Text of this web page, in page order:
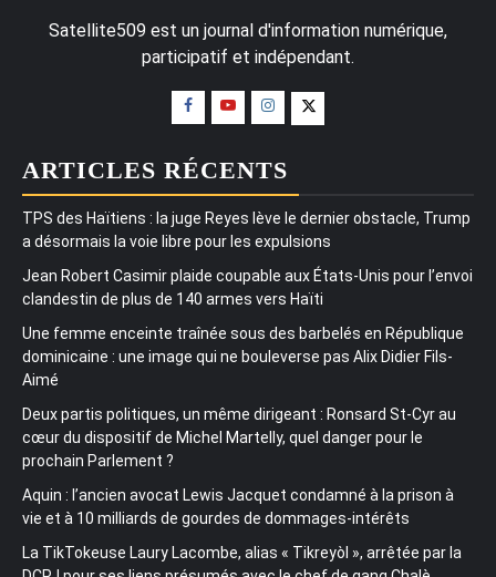
Satellite509 est un journal d'information numérique,
participatif et indépendant.
ARTICLES RÉCENTS
TPS des Haïtiens : la juge Reyes lève le dernier obstacle, Trump
a désormais la voie libre pour les expulsions
Jean Robert Casimir plaide coupable aux États-Unis pour l’envoi
clandestin de plus de 140 armes vers Haïti
Une femme enceinte traînée sous des barbelés en République
dominicaine : une image qui ne bouleverse pas Alix Didier Fils-
Aimé
Deux partis politiques, un même dirigeant : Ronsard St-Cyr au
cœur du dispositif de Michel Martelly, quel danger pour le
prochain Parlement ?
Aquin : l’ancien avocat Lewis Jacquet condamné à la prison à
vie et à 10 milliards de gourdes de dommages-intérêts
La TikTokeuse Laury Lacombe, alias « Tikreyòl », arrêtée par la